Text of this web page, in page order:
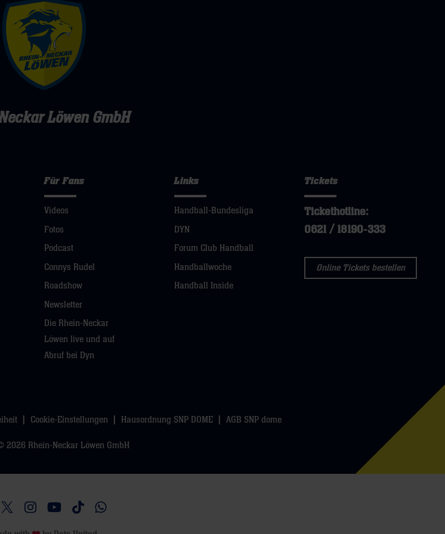
Löwen GmbH
Für Fans
Videos
Fotos
Podcast
Connys Rudel
Roadshow
Newsletter
Die Rhein-Neckar
Löwen live und auf
Abruf bei Dyn
Links
Handball-Bundesliga
DYN
Forum Club Handball
Handballwoche
Handball Inside
Tickets
Tickethotline:
0621 / 18190-333
Online Tickets bestellen
Cookie-Einstellungen Hausordnung SNP DOME AGB SNP dome
2026 Rhein-Neckar Löwen GmbH
uns auf Facebook
Besucht uns auf Twitter
Besucht uns auf Instagram
Besucht uns auf Youtube
Besucht uns auf TikTok
Besucht uns auf WhatsApp